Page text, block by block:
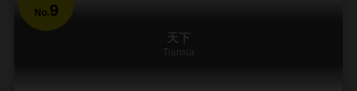
No.9
天下
Tianxia